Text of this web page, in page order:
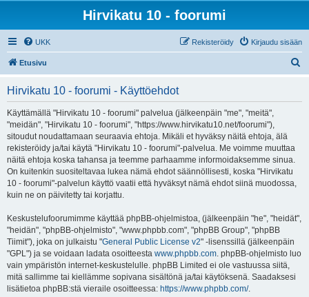
Hirvikatu 10 - foorumi
UKK Kirjaudu sisään
Rekisteröidy
Etusivu
Hirvikatu 10 - foorumi - Käyttöehdot
Käyttämällä "Hirvikatu 10 - foorumi" palvelua (jälkeenpäin "me", "meitä",
"meidän", "Hirvikatu 10 - foorumi", "https://www.hirvikatu10.net/foorumi"),
sitoudut noudattamaan seuraavia ehtoja. Mikäli et hyväksy näitä ehtoja, älä
rekisteröidy ja/tai käytä "Hirvikatu 10 - foorumi"-palvelua. Me voimme muuttaa
näitä ehtoja koska tahansa ja teemme parhaamme informoidaksemme sinua.
On kuitenkin suositeltavaa lukea nämä ehdot säännöllisesti, koska "Hirvikatu
10 - foorumi"-palvelun käyttö vaatii että hyväksyt nämä ehdot siinä muodossa,
kuin ne on päivitetty tai korjattu.
Keskustelufoorumimme käyttää phpBB-ohjelmistoa, (jälkeenpäin "he", "heidät",
"heidän", "phpBB-ohjelmisto", "www.phpbb.com", "phpBB Group", "phpBB
Tiimit"), joka on julkaistu "General Public License v2" -lisenssillä (jälkeenpäin
"GPL") ja se voidaan ladata osoitteesta www.phpbb.com. phpBB-ohjelmisto luo
vain ympäristön internet-keskustelulle. phpBB Limited ei ole vastuussa siitä,
mitä sallimme tai kiellämme sopivana sisältönä ja/tai käytöksenä. Saadaksesi
lisätietoa phpBB:stä vieraile osoitteessa: https://www.phpbb.com/.